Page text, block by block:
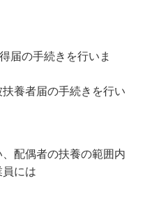
届の手続きを行いま
養者届の手続きを行い
配偶者の扶養の範囲内
には